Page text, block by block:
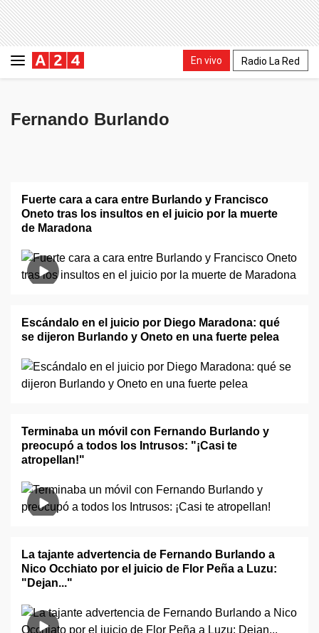
En vivo Radio La Red
Fernando Burlando
Fuerte cara a cara entre Burlando y Francisco
Oneto tras los insultos en el juicio por la muerte
de Maradona
Escándalo en el juicio por Diego Maradona: qué
se dijeron Burlando y Oneto en una fuerte pelea
Terminaba un móvil con Fernando Burlando y
preocupó a todos los Intrusos: "¡Casi te
atropellan!"
La tajante advertencia de Fernando Burlando a
Nico Occhiato por el juicio de Flor Peña a Luzu:
"Dejan..."